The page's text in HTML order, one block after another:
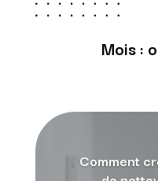
Mois :
Comment